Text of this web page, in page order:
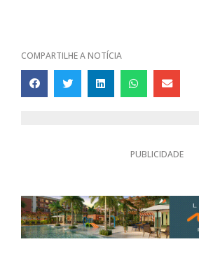
COMPARTILHE A NOTÍCIA
PUBLICIDADE